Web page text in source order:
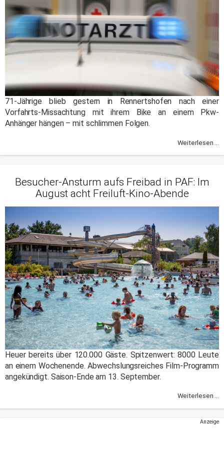
71-Jährige blieb gestern in Rennertshofen nach einer
Vorfahrts-Missachtung mit ihrem Bike an einem Pkw-
Anhänger hängen – mit schlimmen Folgen.
Weiterlesen ...
Besucher-Ansturm aufs Freibad in PAF: Im
August acht Freiluft-Kino-Abende
Heuer bereits über 120.000 Gäste. Spitzenwert: 8000 Leute
an einem Wochenende. Abwechslungsreiches Film-Programm
angekündigt. Saison-Ende am 13. September.
Weiterlesen ...
Anzeige